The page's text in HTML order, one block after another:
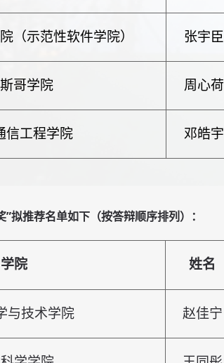
（示范性软件学院） 张宇臣
哥学院 周心荷
信工程学院 邓皓宇
拟推荐名单如下（按答辩顺序排列）：
学院 姓名
与技术学院 赵佳宁